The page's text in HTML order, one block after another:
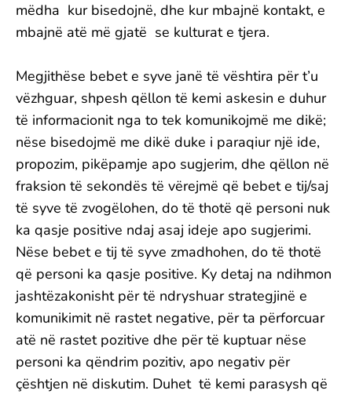
mëdha kur bisedojnë, dhe kur mbajnë kontakt, e
mbajnë atë më gjatë se kulturat e tjera.
Megjithëse bebet e syve janë të vështira për t’u
vëzhguar, shpesh qëllon të kemi askesin e duhur
të informacionit nga to tek komunikojmë me dikë;
nëse bisedojmë me dikë duke i paraqiur një ide,
propozim, pikëpamje apo sugjerim, dhe qëllon në
fraksion të sekondës të vërejmë që bebet e tij/saj
të syve të zvogëlohen, do të thotë që personi nuk
ka qasje positive ndaj asaj ideje apo sugjerimi.
Nëse bebet e tij të syve zmadhohen, do të thotë
që personi ka qasje positive. Ky detaj na ndihmon
jashtëzakonisht për të ndryshuar strategjinë e
komunikimit në rastet negative, për ta përforcuar
atë në rastet pozitive dhe për të kuptuar nëse
personi ka qëndrim pozitiv, apo negativ për
çështjen në diskutim. Duhet të kemi parasysh që